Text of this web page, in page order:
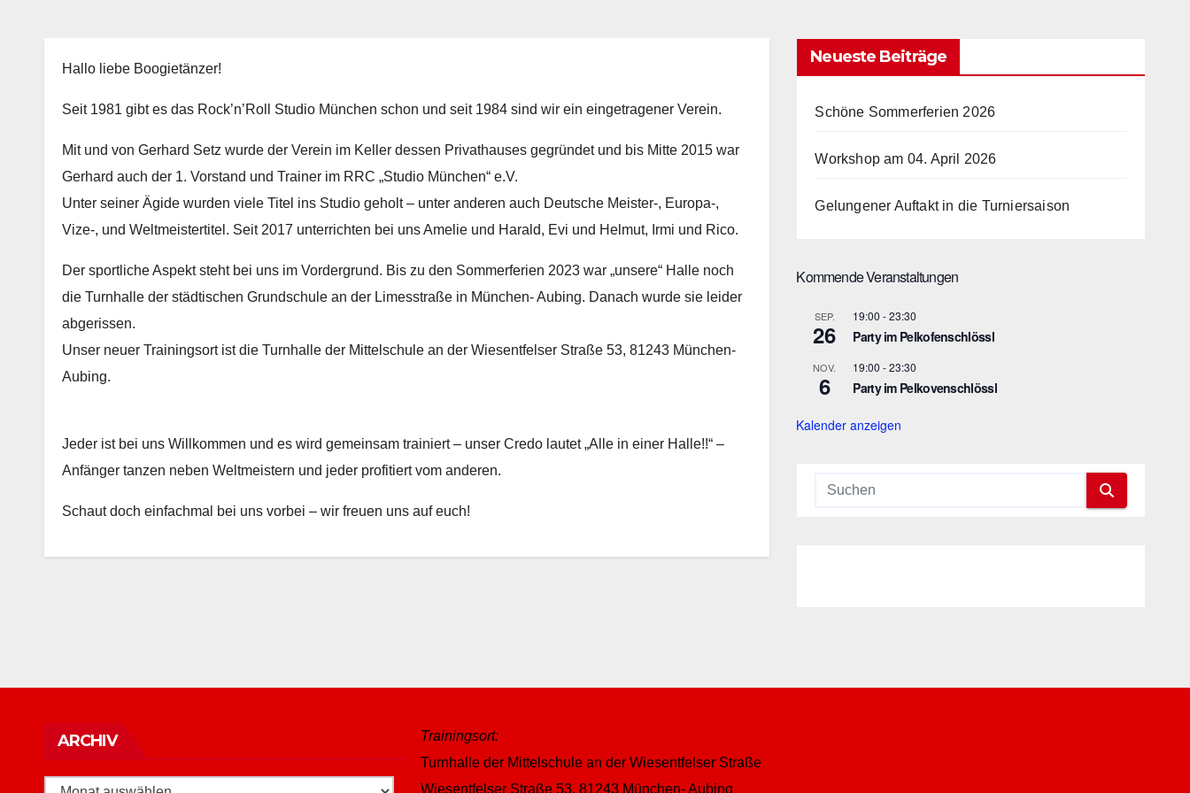
Hallo liebe Boogietänzer!
Seit 1981 gibt es das Rock’n’Roll Studio München schon und seit 1984 sind wir ein eingetragener Verein.
Mit und von Gerhard Setz wurde der Verein im Keller dessen Privathauses gegründet und bis Mitte 2015 war
Gerhard auch der 1. Vorstand und Trainer im RRC „Studio München“ e.V.
Unter seiner Ägide wurden viele Titel ins Studio geholt – unter anderen auch Deutsche Meister-, Europa-,
Vize-, und Weltmeistertitel. Seit 2017 unterrichten bei uns Amelie und Harald, Evi und Helmut, Irmi und Rico.
Der sportliche Aspekt steht bei uns im Vordergrund. Bis zu den Sommerferien 2023 war „unsere“ Halle noch
die Turnhalle der städtischen Grundschule an der Limesstraße in München- Aubing. Danach wurde sie leider
abgerissen.
Unser neuer Trainingsort ist die Turnhalle der Mittelschule an der Wiesentfelser Straße 53, 81243 München-
Aubing.
Jeder ist bei uns Willkommen und es wird gemeinsam trainiert – unser Credo lautet „Alle in einer Halle!!“ –
Anfänger tanzen neben Weltmeistern und jeder profitiert vom anderen.
Schaut doch einfachmal bei uns vorbei – wir freuen uns auf euch!
Neueste Beiträge
Schöne Sommerferien 2026
Workshop am 04. April 2026
Gelungener Auftakt in die Turniersaison
Kommende Veranstaltungen
SEP.
26
19:00 -23:30
Party im Pelkofenschlössl
NOV.
6
19:00 -23:30
Party im Pelkovenschlössl
Kalender anzeigen
ARCHIV
Trainingsort:
Turnhalle der Mittelschule an der Wiesentfelser Straße
Wiesentfelser Straße 53, 81243 München- Aubing